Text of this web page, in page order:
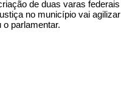
de duas varas
no município vai
o parlamentar.